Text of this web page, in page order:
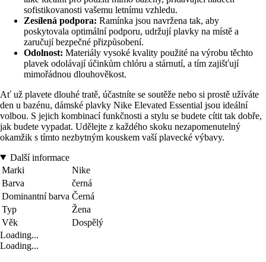
sofistikovanosti vašemu letnímu vzhledu.
Zesílená podpora: Ramínka jsou navržena tak, aby
poskytovala optimální podporu, udržují plavky na místě a
zaručují bezpečné přizpůsobení.
Odolnost: Materiály vysoké kvality použité na výrobu těchto
plavek odolávají účinkům chlóru a stárnutí, a tím zajišťují
mimořádnou dlouhověkost.
Ať už plavete dlouhé tratě, účastníte se soutěže nebo si prostě užíváte
den u bazénu, dámské plavky Nike Elevated Essential jsou ideální
volbou. S jejich kombinací funkčnosti a stylu se budete cítit tak dobře,
jak budete vypadat. Udělejte z každého skoku nezapomenutelný
okamžik s tímto nezbytným kouskem vaší plavecké výbavy.
Další informace
Marki
Nike
Barva
černá
Dominantní barva Černá
Typ
Žena
Věk
Dospělý
Loading...
Loading...